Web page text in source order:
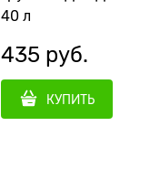
40 л
435 руб.
КУПИТЬ